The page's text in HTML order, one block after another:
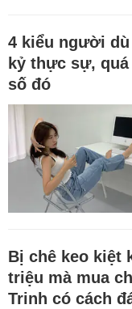
4 kiểu người
kỷ thực sự,
số đó
Bị chê keo kiệt
triệu mà mua
Trinh có cách